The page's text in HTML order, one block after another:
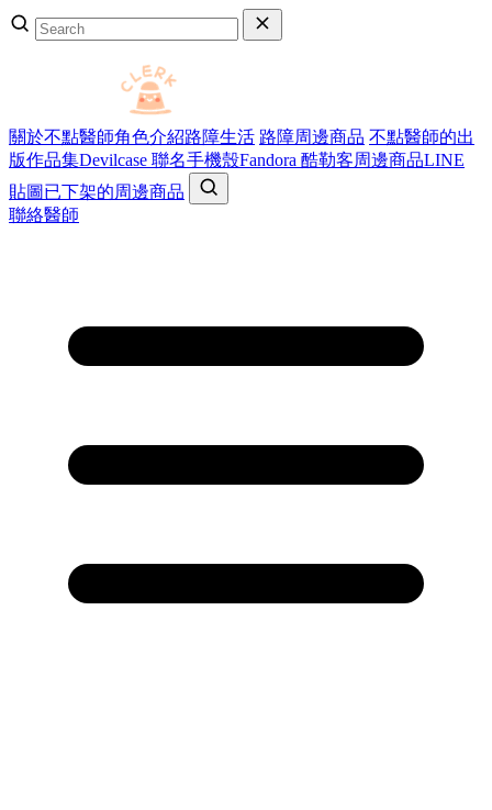
關於不點醫師角色介紹路障生活 路障周邊商品 不點醫師的出
版作品集Devilcase 聯名手機殼Fandora 酷勒客周邊商品LINE
貼圖 已下架的周邊商品
聯絡醫師